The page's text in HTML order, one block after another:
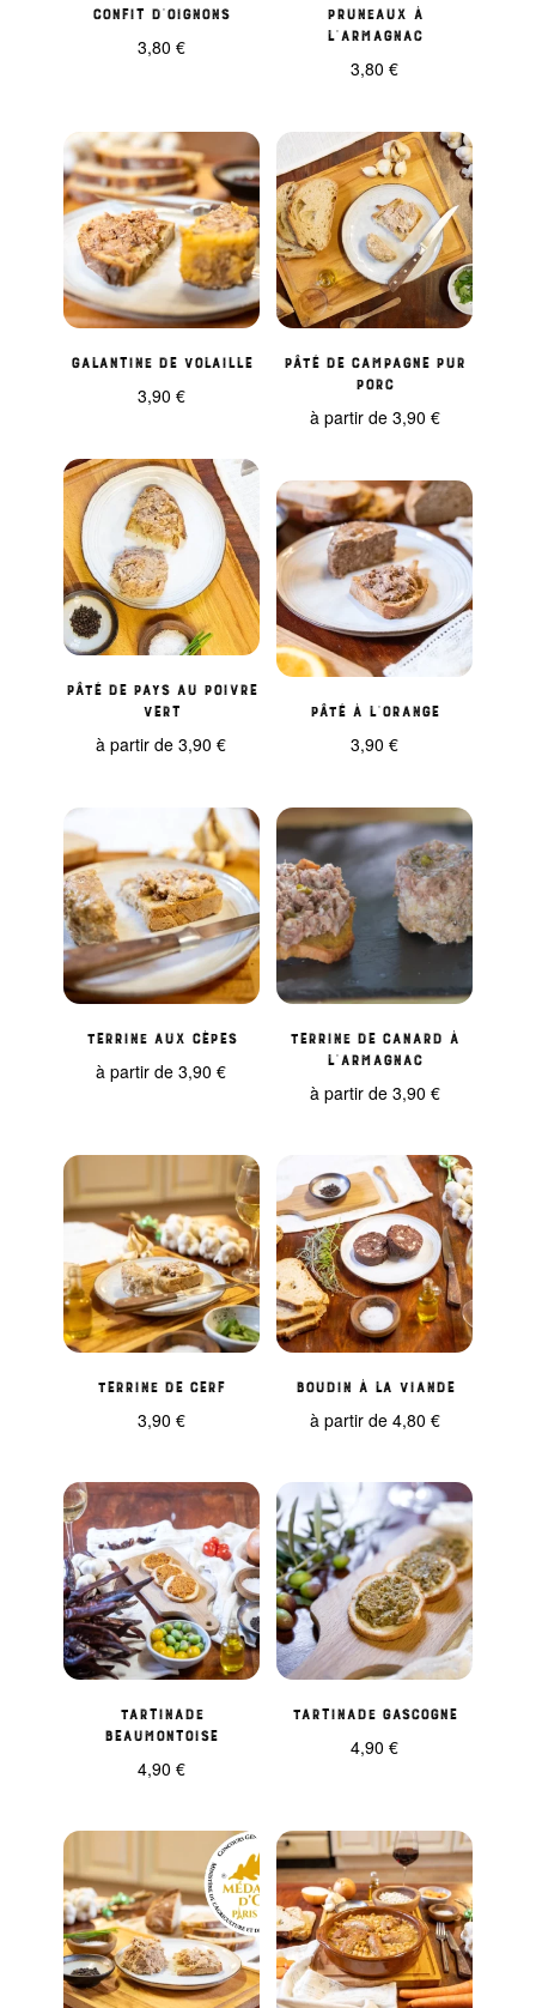
Confit d’oignons
3,80 €
Pruneaux à
l’Armagnac
3,80€
Galantine de volaille
3,90 €
Pâté de Campagne pur
porc
à partir de 3,90 €
Pâté de pays au poivre
vert
à partir de3,90€
Pâté à l’orange
3,90€
Terrine aux cèpes
à partir de3,90€
Terrine de Canard à
l’Armagnac
à partir de 3,90 €
Terrine de cerf
3,90 €
Boudin à la viande
à partir de 4,80 €
Tartinade
Beaumontoise
4,90 €
Tartinade gascogne
4,90€